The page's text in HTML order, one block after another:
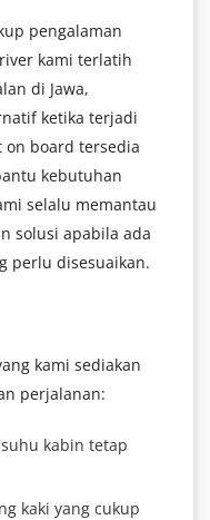
pengalaman
kami terlatih
di Jawa,
ketika terjadi
board tersedia
kebutuhan
selalu memantau
solusi apabila ada
perlu disesuaikan.
kami sediakan
perjalanan:
kabin tetap
kaki yang cukup